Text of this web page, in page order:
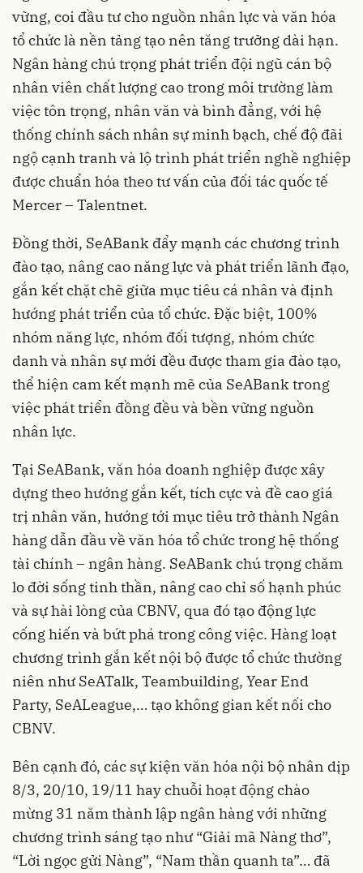
vững, coi đầu tư cho nguồn nhân lực và văn hóa
tổ chức là nền tảng tạo nên tăng trưởng dài hạn.
Ngân hàng chú trọng phát triển đội ngũ cán bộ
nhân viên chất lượng cao trong môi trường làm
việc tôn trọng, nhân văn và bình đẳng, với hệ
thống chính sách nhân sự minh bạch, chế độ đãi
ngộ cạnh tranh và lộ trình phát triển nghề nghiệp
được chuẩn hóa theo tư vấn của đối tác quốc tế
Mercer – Talentnet.
Đồng thời, SeABank đẩy mạnh các chương trình
đào tạo, nâng cao năng lực và phát triển lãnh đạo,
gắn kết chặt chẽ giữa mục tiêu cá nhân và định
hướng phát triển của tổ chức. Đặc biệt, 100%
nhóm năng lực, nhóm đối tượng, nhóm chức
danh và nhân sự mới đều được tham gia đào tạo,
thể hiện cam kết mạnh mẽ của SeABank trong
việc phát triển đồng đều và bền vững nguồn
nhân lực.
Tại SeABank, văn hóa doanh nghiệp được xây
dựng theo hướng gắn kết, tích cực và đề cao giá
trị nhân văn, hướng tới mục tiêu trở thành Ngân
hàng dẫn đầu về văn hóa tổ chức trong hệ thống
tài chính – ngân hàng. SeABank chú trọng chăm
lo đời sống tinh thần, nâng cao chỉ số hạnh phúc
và sự hài lòng của CBNV, qua đó tạo động lực
cống hiến và bứt phá trong công việc. Hàng loạt
chương trình gắn kết nội bộ được tổ chức thường
niên như SeATalk, Teambuilding, Year End
Party, SeALeague,… tạo không gian kết nối cho
CBNV.
Bên cạnh đó, các sự kiện văn hóa nội bộ nhân dịp
8/3, 20/10, 19/11 hay chuỗi hoạt động chào
mừng 31 năm thành lập ngân hàng với những
chương trình sáng tạo như “Giải mã Nàng thơ”,
“Lời ngọc gửi Nàng”, “Nam thần quanh ta”… đã